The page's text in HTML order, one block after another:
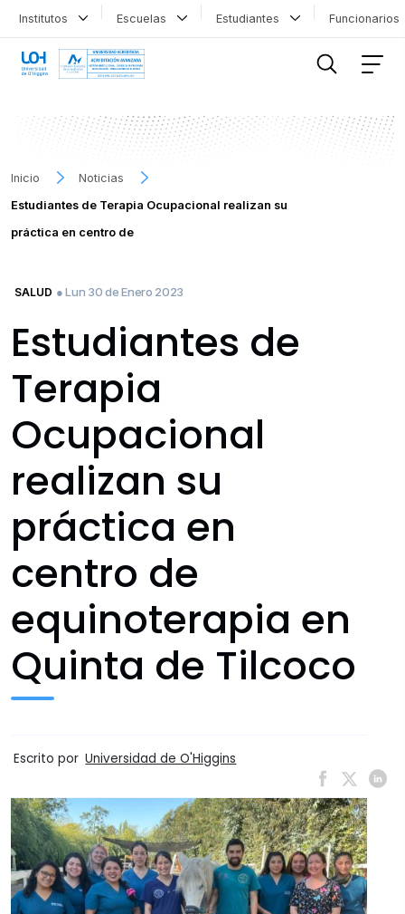
Institutos Escuelas Estudiantes
Inicio
Noticias
Estudiantes de Terapia Ocupacional realizan su
práctica en centro de
SALUD ● Lun 30 de Enero 2023
Estudiantes de
Terapia
Ocupacional
realizan su
práctica en
centro de
equinoterapia en
Quinta de Tilcoco
Escrito por Universidad de O'Higgins